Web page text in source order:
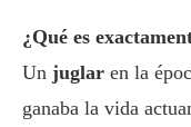
¿Qué es
Un juglar en la
ganaba la vida